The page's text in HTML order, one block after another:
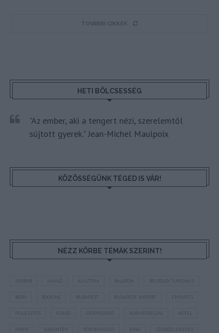
TOVÁBBI CIKKEK
HETI BÖLCSESSÉG
"Az ember, aki a tengert nézi, szerelemtől
sújtott gyerek." Jean-Michel Maulpoix
KÖZÖSSÉGÜNK TÉGED IS VÁR!
NÉZZ KÖRBE TÉMÁK SZERINT!
AUSZTRIA BALATON BELFÖLDI TURIZMUS
BUDAPEST BUDAPEST AIRPORT EMIRATES
FEJLESZTÉS HORVÁTORSZÁG HOTEL
KARANTÉN LÉGIKÖZLEKEDÉS